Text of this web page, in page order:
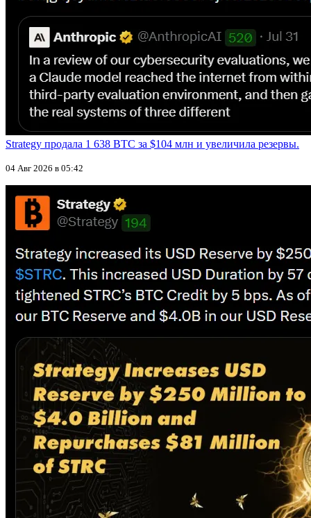
Strategy продала 1 638 BTC за $104 млн и увеличила резервы.
04 Авг 2026 в 05:42